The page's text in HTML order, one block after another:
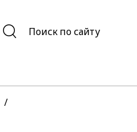
Поиск по сайту
/